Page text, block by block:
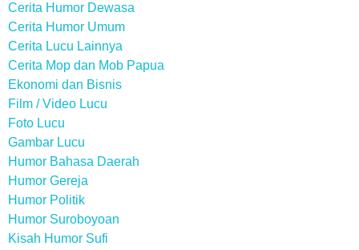
Cerita Humor Dewasa
Cerita Humor Umum
Cerita Lucu Lainnya
Cerita Mop dan Mob Papua
Ekonomi dan Bisnis
Film / Video Lucu
Foto Lucu
Gambar Lucu
Humor Bahasa Daerah
Humor Gereja
Humor Politik
Humor Suroboyoan
Kisah Humor Sufi